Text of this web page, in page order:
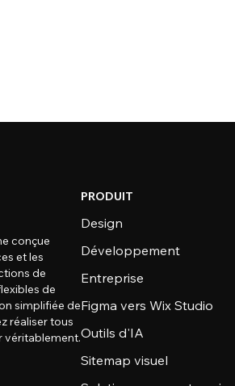
conçue
et les
de
de
simplifiée de
réaliser tous
véritablement.
PRODUIT
Design
Développement
Entreprise
Figma vers Wix Studio
Outils d'IA
Sitemap visuel